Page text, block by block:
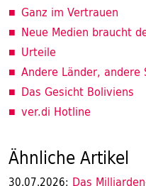
Ganz im Vertrauen
Neue Medien braucht
Urteile
Andere Länder, andere
Das Gesicht Boliviens
ver.di Hotline
Ähnliche Artikel
30.07.2026: Das